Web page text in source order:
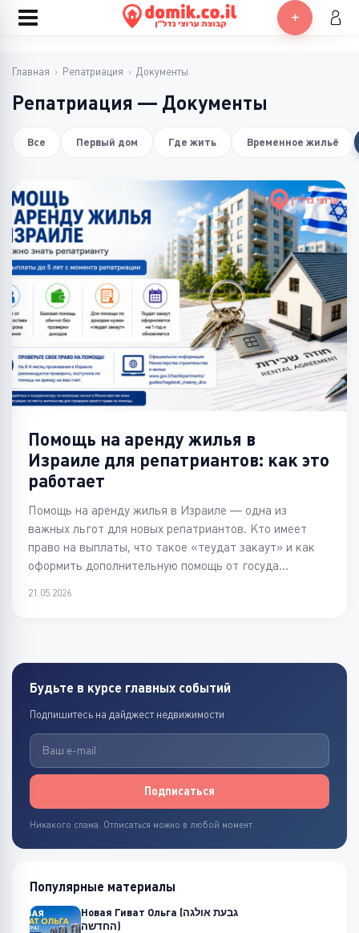
Главная › Репатриация › Документы
Репатриация — Документы
Все Первый дом Где жить Временное жильё
Помощь на аренду жилья в
Израиле для репатриантов: как это
работает
Помощь на аренду жилья в Израиле — одна из
важных льгот для новых репатриантов. Кто имеет
право на выплаты, что такое «теудат закаут» и как
оформить дополнительную помощь от госуда...
21.05.2026
Будьте в курсе главных событий
Подпишитесь на дайджест недвижимости
Подписаться
Никакого спама. Отписаться можно в любой момент.
Популярные материалы
Новая Гиват Ольга (גבעת אולגה
החדשה)